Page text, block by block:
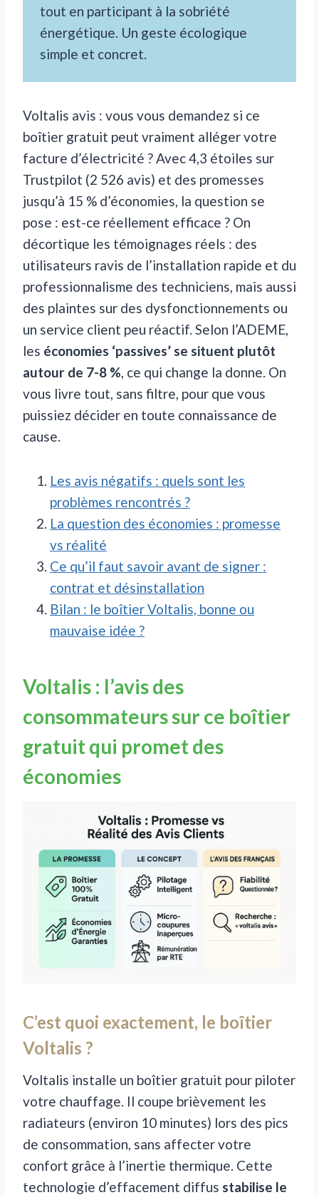
tout en participant à la sobriété
énergétique. Un geste écologique
simple et concret.
Voltalis avis : vous vous demandez si ce
boîtier gratuit peut vraiment alléger votre
facture d’électricité ? Avec 4,3 étoiles sur
Trustpilot (2 526 avis) et des promesses
jusqu’à 15 % d’économies, la question se
pose : est-ce réellement efficace ? On
décortique les témoignages réels : des
utilisateurs ravis de l’installation rapide et du
professionnalisme des techniciens, mais aussi
des plaintes sur des dysfonctionnements ou
un service client peu réactif. Selon l’ADEME,
les économies ‘passives’ se situent plutôt
autour de 7-8 %, ce qui change la donne. On
vous livre tout, sans filtre, pour que vous
puissiez décider en toute connaissance de
cause.
Les avis négatifs : quels sont les
problèmes rencontrés ?
La question des économies : promesse
vs réalité
Ce qu’il faut savoir avant de signer :
contrat et désinstallation
Bilan : le boîtier Voltalis, bonne ou
mauvaise idée ?
Voltalis : l’avis des
consommateurs sur ce boîtier
gratuit qui promet des
économies
C’est quoi exactement, le boîtier
Voltalis ?
Voltalis installe un boîtier gratuit pour piloter
votre chauffage. Il coupe brièvement les
radiateurs (environ 10 minutes) lors des pics
de consommation, sans affecter votre
confort grâce à l’inertie thermique. Cette
technologie d’effacement diffus stabilise le